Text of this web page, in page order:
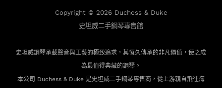
Copyright © 2026 Duchess & Duke
史坦威二手鋼琴專售館
史坦威鋼琴承載聲音與工藝的極致追求，其恆久傳承的非凡價值，使之成
為最值得典藏的鋼琴。
本公司 Duchess & Duke 是史坦威二手鋼琴專售商，從上游親自飛往海